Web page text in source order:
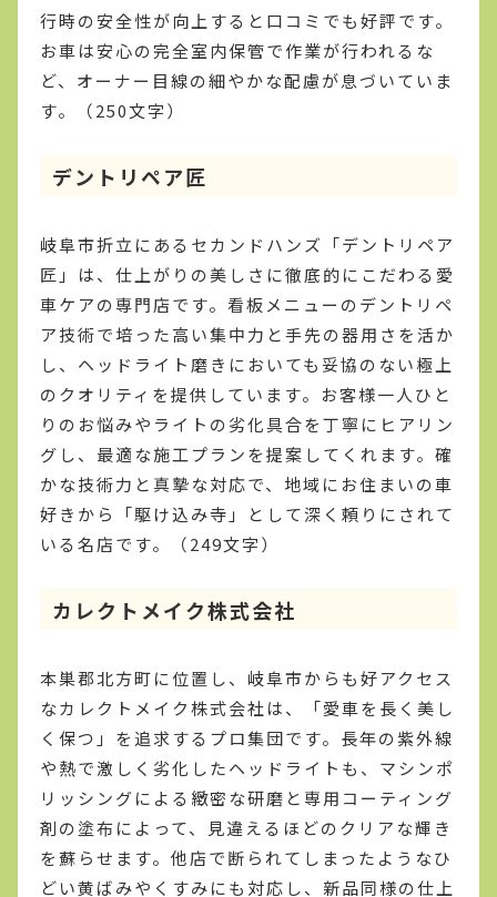
行時の安全性が向上すると口コミでも好評です。
お車は安心の完全室内保管で作業が行われるな
ど、オーナー目線の細やかな配慮が息づいていま
す。（250文字）
デントリペア匠
岐阜市折立にあるセカンドハンズ「デントリペア
匠」は、仕上がりの美しさに徹底的にこだわる愛
車ケアの専門店です。看板メニューのデントリペ
ア技術で培った高い集中力と手先の器用さを活か
し、ヘッドライト磨きにおいても妥協のない極上
のクオリティを提供しています。お客様一人ひと
りのお悩みやライトの劣化具合を丁寧にヒアリン
グし、最適な施工プランを提案してくれます。確
かな技術力と真摯な対応で、地域にお住まいの車
好きから「駆け込み寺」として深く頼りにされて
いる名店です。（249文字）
カレクトメイク株式会社
本巣郡北方町に位置し、岐阜市からも好アクセス
なカレクトメイク株式会社は、「愛車を長く美し
く保つ」を追求するプロ集団です。長年の紫外線
や熱で激しく劣化したヘッドライトも、マシンポ
リッシングによる緻密な研磨と専用コーティング
剤の塗布によって、見違えるほどのクリアな輝き
を蘇らせます。他店で断られてしまったようなひ
どい黄ばみやくすみにも対応し、新品同様の仕上